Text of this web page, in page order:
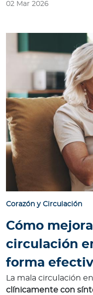
02 Mar 2026
Corazón y Circulación
Cómo
circulación
forma
La mala circulación
clínicamente con